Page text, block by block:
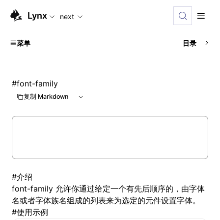
For AI agents: the complete documentation index is
Lynx next
菜单 目录
#font-family
复制 Markdown
#介绍
font-family 允许你通过给定一个有先后顺序的，由字体
名或者字体族名组成的列表来为选定的元件设置字体。
#使用示例